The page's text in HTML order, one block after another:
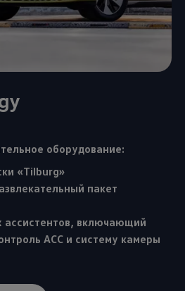
оборудование:
«Tilburg»
пакет
ассистентов, включающий
ACC и систему камеры